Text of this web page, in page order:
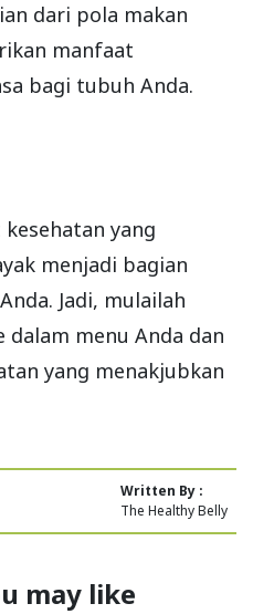
dari pola makan
manfaat
bagi tubuh Anda.
yang
menjadi bagian
Jadi, mulailah
menu Anda dan
yang menakjubkan
Written By :
The Healthy Belly
may like